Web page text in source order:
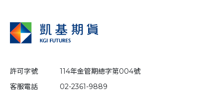
許可字號
114年金管期總字第004號
客服電話
02-2361-9889